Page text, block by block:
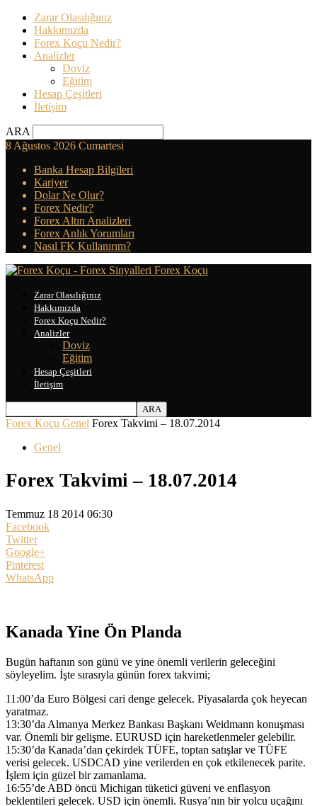
Zarar Olasılığınız
Hakkımızda
Forex Koçu Nedir?
Analizler
Doviz
Eğitim
Hesap Çeşitleri
İletişim
ARA
8 Ağustos 2026 Cumartesi
Banka Hesap Bilgileri
Kariyer
Dolar Ne Olur?
Forex Nedir?
Forex Altın Analizleri
Forex Anlık Yorumları
Nasıl FK Kullanırım?
Forex Koçu
Zarar Olasılığınız
Hakkımızda
Forex Koçu Nedir?
Analizler
Doviz
Eğitim
Hesap Çeşitleri
İletişim
Forex Koçu Genel Forex Takvimi – 18.07.2014
Genel
Forex Takvimi – 18.07.2014
Temmuz 18 2014 06:30
Facebook
Twitter
Google+
Pinterest
WhatsApp
Kanada Yine Ön Planda
Bugün haftanın son günü ve yine önemli verilerin geleceğini
söyleyelim. İşte sırasıyla günün forex takvimi;
11:00’da Euro Bölgesi cari denge gelecek. Piyasalarda çok heyecan
yaratmaz.
13:30’da Almanya Merkez Bankası Başkanı Weidmann konuşması
var. Önemli bir gelişme. EURUSD için hareketlenmeler gelebilir.
15:30’da Kanada’dan çekirdek TÜFE, toptan satışlar ve TÜFE
verisi gelecek. USDCAD yine verilerden en çok etkilenecek parite.
İşlem için güzel bir zamanlama.
16:55’de ABD öncü Michigan tüketici güveni ve enflasyon
beklentileri gelecek. USD için önemli. Rusya’nın bir yolcu uçağını